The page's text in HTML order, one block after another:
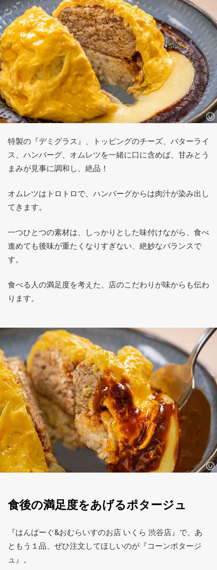
特製の『デミグラス』、トッピングのチーズ、バターライ
ス、ハンバーグ、オムレツを一緒に口に含めば、甘みとう
まみが見事に調和し、絶品！
オムレツはトロトロで、ハンバーグからは肉汁が染み出し
てきます。
一つひとつの素材は、しっかりとした味付けながら、食べ
進めても後味が重たくなりすぎない、絶妙なバランスで
す。
食べる人の満足度を考えた、店のこだわりが味からも伝わ
ります。
食後の満足度をあげるポタージュ
『はんばーぐ&おむらいすのお店 いくら 渋谷店』で、あ
ともう１品、ぜひ注文してほしいのが『コーンポタージ
ュ』。